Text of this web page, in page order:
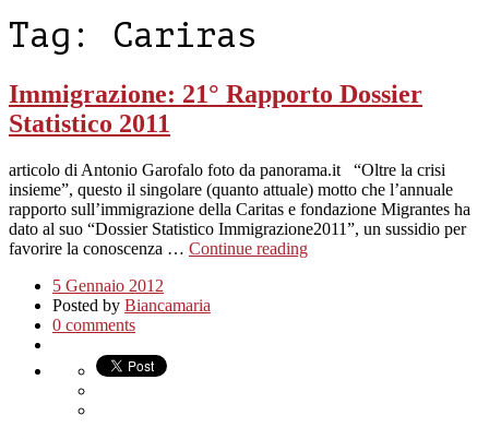
Tag: Cariras
Immigrazione: 21° Rapporto Dossier
Statistico 2011
articolo di Antonio Garofalo foto da panorama.it “Oltre la crisi
insieme”, questo il singolare (quanto attuale) motto che l’annuale
rapporto sull’immigrazione della Caritas e fondazione Migrantes ha
dato al suo “Dossier Statistico Immigrazione2011”, un sussidio per
favorire la conoscenza … Continue reading
5 Gennaio 2012
Posted by Biancamaria
0 comments